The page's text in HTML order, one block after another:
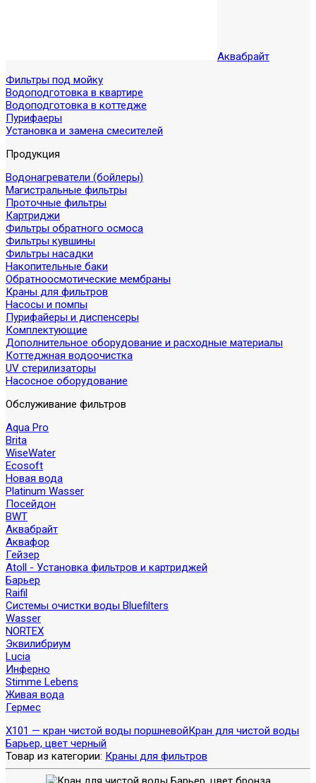
Аквабрайт
Фильтры под мойку
Водоподготовка в квартире
Водоподготовка в коттедже
Пурифаеры
Установка и замена смесителей
Продукция
Водонагреватели (бойлеры)
Магистральные фильтры
Проточные фильтры
Картриджи
Фильтры обратного осмоса
Фильтры кувшины
Фильтры насадки
Накопительные баки
Обратноосмотические мембраны
Краны для фильтров
Насосы и помпы
Пурифайеры и диспенсеры
Комплектующие
Дополнительное оборудование и расходные материалы
Коттеджная водоочистка
UV стерилизаторы
Насосное оборудование
Обслуживание фильтров
Aqua Pro
Brita
WiseWater
Ecosoft
Новая вода
Platinum Wasser
Посейдон
BWT
Аквабрайт
Аквафор
Гейзер
Atoll - Установка фильтров и картриджей
Барьер
Raifil
Системы очистки воды Bluefilters
Wasser
NORTEX
Эквилибриум
Lucia
Инферно
Stimme Lebens
Живая вода
Гермес
X101 — кран чистой воды поршневойКран для чистой воды
Барьер, цвет черный
Товар из категории: Краны для фильтров